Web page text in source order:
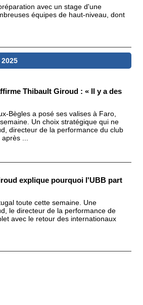
avec un stage d'une
équipes de haut-niveau, dont
Thibault Giroud : « Il y a des
Bègles a posé ses valises à Faro,
Un choix stratégique qui ne
directeur de la performance du club
...
explique pourquoi l'UBB part
toute cette semaine. Une
le directeur de la performance de
avec le retour des internationaux